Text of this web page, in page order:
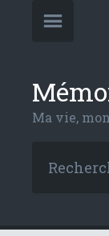
Ma vie,